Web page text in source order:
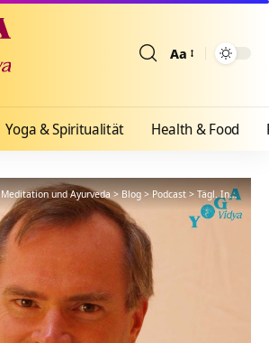
Aa
Yoga & Spiritualität Health & Food
Meditation und Ayurveda>Blog>Podcast>Tägl. Inspiration